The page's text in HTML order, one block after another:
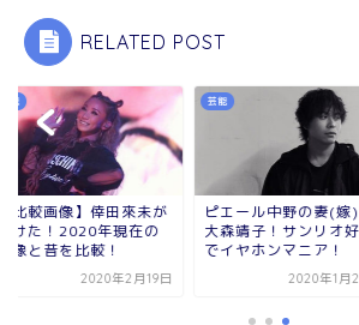
RELATED POST
較画像】倖田來未が
た！2020年現在の
と昔を比較！
2020年2月19日
芸能
ピエール中野の妻(嫁)は
大森靖子！サンリオ好き
でイヤホンマニア！
2020年1月25日